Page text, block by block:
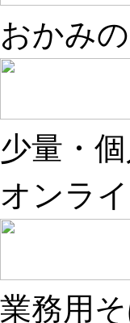
おかみ
少量・
オンラ
業務用